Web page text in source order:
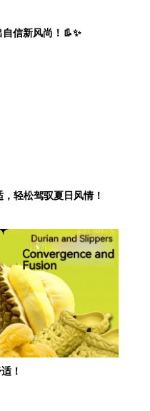
信新风尚！👢✨
轻松驾驭夏日风情！
！